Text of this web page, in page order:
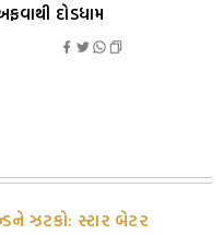
દોડધામ
ઝટકો: સ્ટાર બેટર